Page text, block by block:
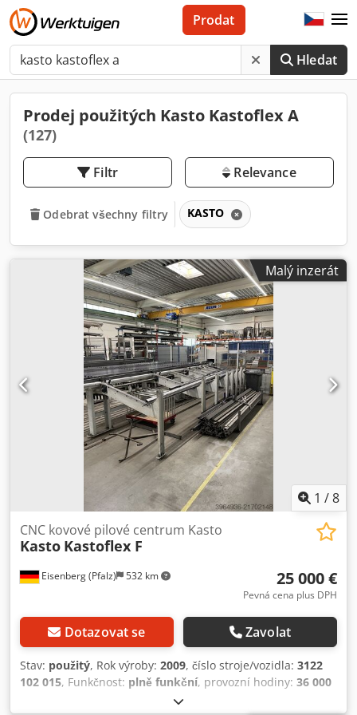
Hledat
Prodat
Prodej použitých Kasto Kastoflex A
(127)
Filtr Relevance
Odebrat všechny filtry KASTO
Malý inzerát
1 /8
Eisenberg (Pfalz) 532 km
CNC kovové pilové centrum Kasto
Kasto Kastoflex F
25 000 €
Pevná cena plus DPH
Dotazovat se Zavolat
Stav: použitý, Rok výroby: 2009, číslo stroje/vozidla: 3122
102 015, Funkčnost: plně funkční, provozní hodiny: 36 000
, vstupní napětí: